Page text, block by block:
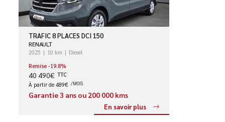
TRAFIC 8 PLACES DCI 150
RENAULT
2025 10 km
Diesel
Remise -19.8%
40 490€ TTC
À partir de 489€ /MOIS
Garantie 3 ans ou 200 000 kms
En savoir plus